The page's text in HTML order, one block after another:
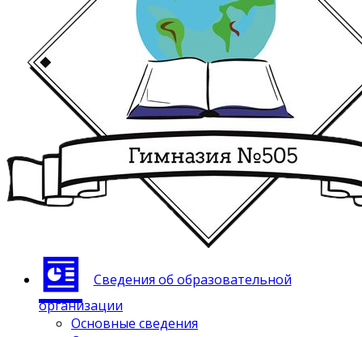
Сведения об образовательной
организации
Основные сведения